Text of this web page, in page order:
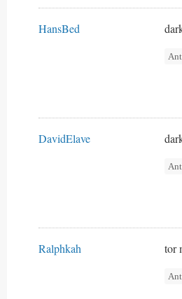
HansBed
DavidElave
Ralphkah tor